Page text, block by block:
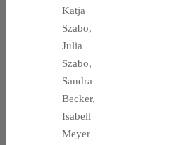
Katja
Szabo,
Julia
Szabo,
Sandra
Becker,
Isabell
Meyer